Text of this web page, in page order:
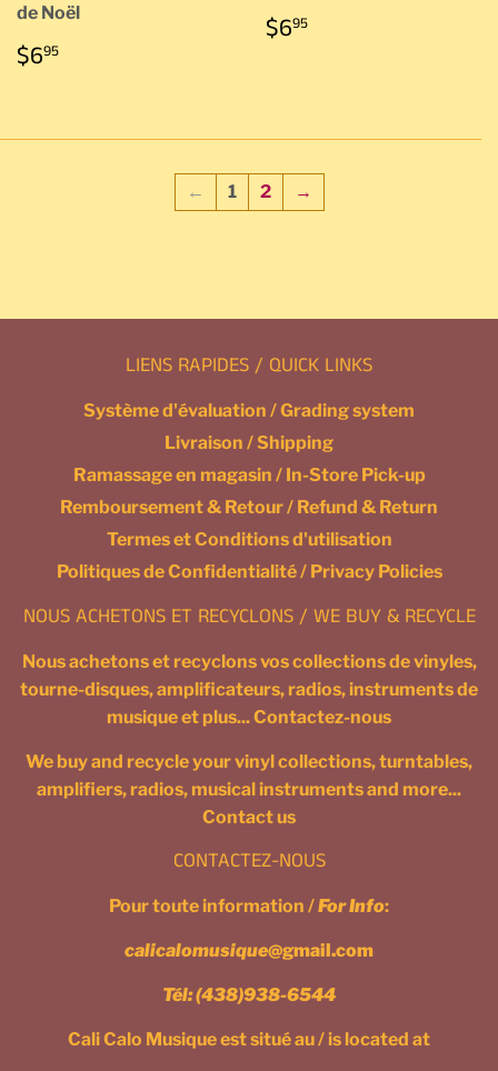
de Noël
PRIX
RÉGULIER
$695
PRIX
RÉGULIER
$695
← 1 2 →
LIENS RAPIDES / QUICK LINKS
Système d'évaluation / Grading system
Livraison / Shipping
Ramassage en magasin / In-Store Pick-up
Remboursement & Retour / Refund & Return
Termes et Conditions d'utilisation
Politiques de Confidentialité / Privacy Policies
NOUS ACHETONS ET RECYCLONS / WE BUY & RECYCLE
Nous achetons et recyclons vos collections de vinyles,
tourne-disques, amplificateurs, radios, instruments de
musique et plus... Contactez-nous
We buy and recycle your vinyl collections, turntables,
amplifiers, radios, musical instruments and more...
Contact us
CONTACTEZ-NOUS
Pour toute information /For Info:
calicalomusique@gmail.com
Tél:(438)938-6544
Cali Calo Musique est situé au / is located at